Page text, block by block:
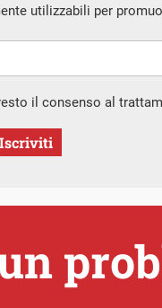
utilizzabili per
il consenso al
Iscriviti